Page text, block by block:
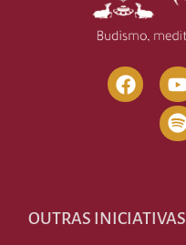
OUTRAS INICIATIVAS